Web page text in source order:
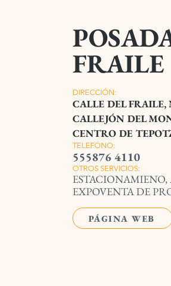
FRAILE
DIRECCIÓN:
CALLE DEL
CALLEJÓN DEL
CENTRO DE
TELEFONO:
555876 4110
OTROS SERVICIOS:
EXPOVENTA DE
PÁGINA WEB